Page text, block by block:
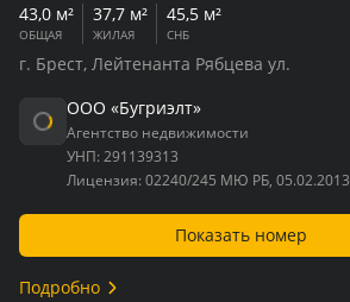
43,0 м²
ОБЩАЯ
37,7 м²
ЖИЛАЯ
45,5 м²
СНБ
г. Брест, Лейтенанта Рябцева ул.
ООО «Бугриэлт»
Агентство недвижимости
УНП: 291139313
Лицензия: 02240/245 МЮ РБ, 05.02.2013
Показать номер
Подробно